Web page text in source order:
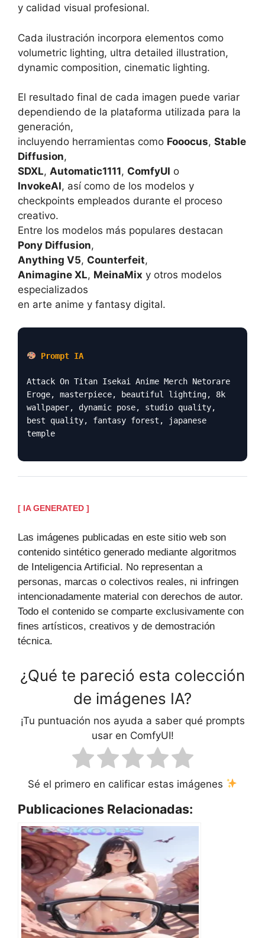
y calidad visual profesional.
Cada ilustración incorpora elementos como
volumetric lighting, ultra detailed illustration,
dynamic composition, cinematic lighting.
El resultado final de cada imagen puede variar
dependiendo de la plataforma utilizada para la
generación,
incluyendo herramientas como Fooocus, Stable
Diffusion,
SDXL, Automatic1111, ComfyUI o
InvokeAI, así como de los modelos y
checkpoints empleados durante el proceso
creativo.
Entre los modelos más populares destacan
Pony Diffusion,
Anything V5, Counterfeit,
Animagine XL, MeinaMix y otros modelos
especializados
en arte anime y fantasy digital.
Prompt IA
Attack On Titan Isekai Anime Merch Netorare
Eroge, masterpiece, beautiful lighting, 8k
wallpaper, dynamic pose, studio quality,
best quality, fantasy forest, japanese
temple
[ IA GENERATED ]
Las imágenes publicadas en este sitio web son
contenido sintético generado mediante algoritmos
de Inteligencia Artificial. No representan a
personas, marcas o colectivos reales, ni infringen
intencionadamente material con derechos de autor.
Todo el contenido se comparte exclusivamente con
fines artísticos, creativos y de demostración
técnica.
¿Qué te pareció esta colección
de imágenes IA?
¡Tu puntuación nos ayuda a saber qué prompts
usar en ComfyUI!
Sé el primero en calificar estas imágenes
Publicaciones Relacionadas: